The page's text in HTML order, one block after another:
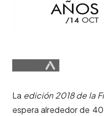
La edición 2018 de la
espera alrededor de